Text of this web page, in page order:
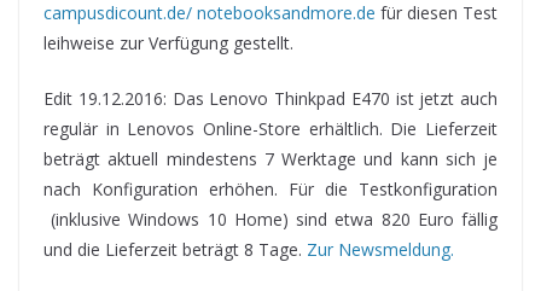
campusdicount.de/ notebooksandmore.de für diesen Test
leihweise zur Verfügung gestellt.
Edit 19.12.2016: Das Lenovo Thinkpad E470 ist jetzt auch
regulär in Lenovos Online-Store erhältlich. Die Lieferzeit
beträgt aktuell mindestens 7 Werktage und kann sich je
nach Konfiguration erhöhen. Für die Testkonfiguration
(inklusive Windows 10 Home) sind etwa 820 Euro fällig
und die Lieferzeit beträgt 8 Tage. Zur Newsmeldung.